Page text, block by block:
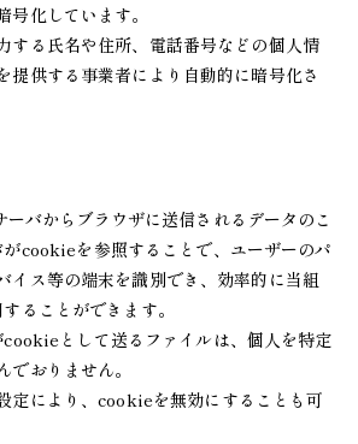
化しています。
する氏名や住所、電話番号などの個人情
提供する事業者により自動的に暗号化さ
バからブラウザに送信されるデータのこ
cookieを参照することで、ユーザーのパ
イス等の端末を識別でき、効率的に当組
ることができます。
として送るファイルは、個人を特定
おりません。
定により、cookieを無効にすることも可